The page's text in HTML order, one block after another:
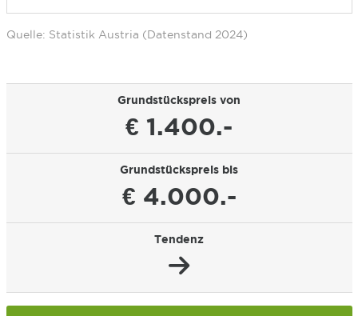
Quelle: Statistik Austria (Datenstand 2024)
Grundstückspreis von
€ 1.400.-
Grundstückspreis bis
€ 4.000.-
Tendenz